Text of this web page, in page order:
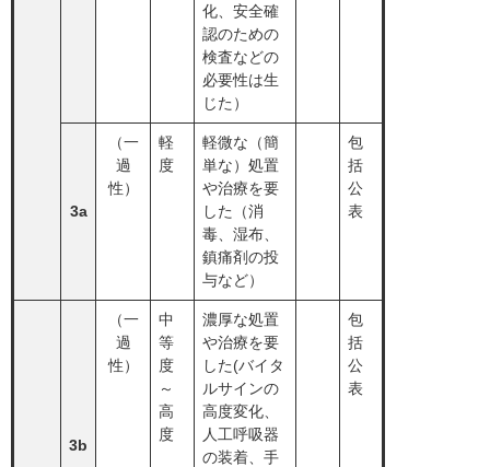
化、安全確
認のための
検査などの
必要性は生
じた）
3a
（一
過
性）
軽
度
軽微な（簡
単な）処置
や治療を要
した（消
毒、湿布、
鎮痛剤の投
与など）
包
括
公
表
3b
（一
過
性）
中
等
度
～
高
度
濃厚な処置
や治療を要
した(バイタ
ルサインの
高度変化、
人工呼吸器
の装着、手
包
括
公
表